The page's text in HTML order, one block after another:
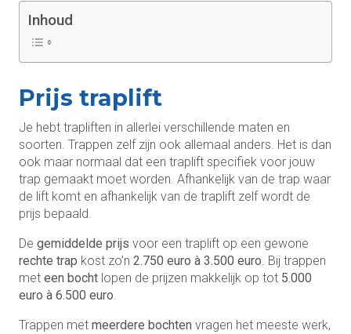
Inhoud
Prijs traplift
Je hebt trapliften in allerlei verschillende maten en
soorten. Trappen zelf zijn ook allemaal anders. Het is dan
ook maar normaal dat een traplift specifiek voor jouw
trap gemaakt moet worden. Afhankelijk van de trap waar
de lift komt en afhankelijk van de traplift zelf wordt de
prijs bepaald.
De gemiddelde prijs voor een traplift op een gewone
rechte trap kost zo’n 2.750 euro à 3.500 euro. Bij trappen
met een bocht lopen de prijzen makkelijk op tot 5.000
euro à 6.500 euro.
Trappen met meerdere bochten vragen het meeste werk,